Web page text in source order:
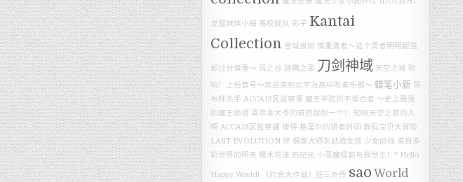
龙猫妹妹小梅 高校舰队 彩子 Kantai
Collection 宫城良田 慎重勇者～这个勇者明明超强
却过分慎重～ 风之谷 隐瞒之事 刀剑神域 天空之城 吹
响！上低音号～欢迎来到北宇治高中吹奏乐部～ 蜡笔小新 哥
布林杀手 ACCA13区监察课 魔王学院的不适合者 ～史上最强
的魔王始祖 喜欢本大爷的竟然就你一个？
知晓天空之蓝的人
啊 ACCA13区監察課 彼得·格里尔的贤者时间
数码宝贝大冒险
LAST EVOLUTION 绊 偶像大师灰姑娘女孩 少女前线 来自多
彩世界的明天 樱木花道 石纪元 小恶魔缇莉与救世主！? Hello
Happy World! 《约会大作战》狂三外传 sao World